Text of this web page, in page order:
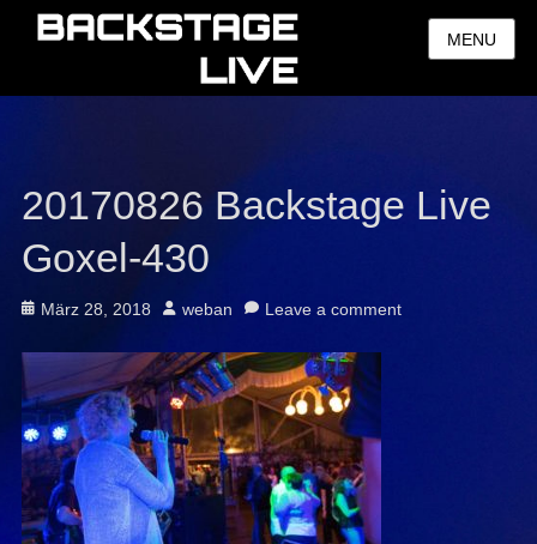
MENU
20170826 Backstage Live
Goxel-430
Posted
März 28, 2018 Author
weban Leave a comment